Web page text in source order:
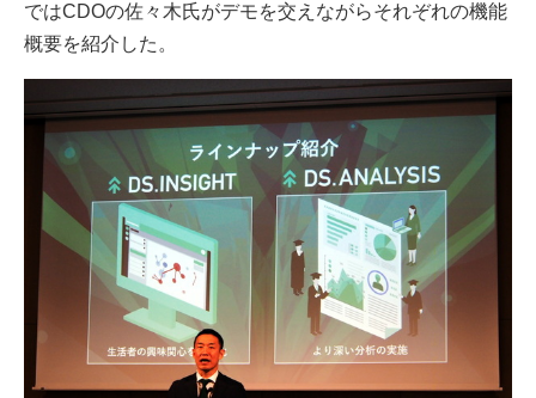
ではCDOの佐々木氏がデモを交えながらそれぞれの機能
概要を紹介した。